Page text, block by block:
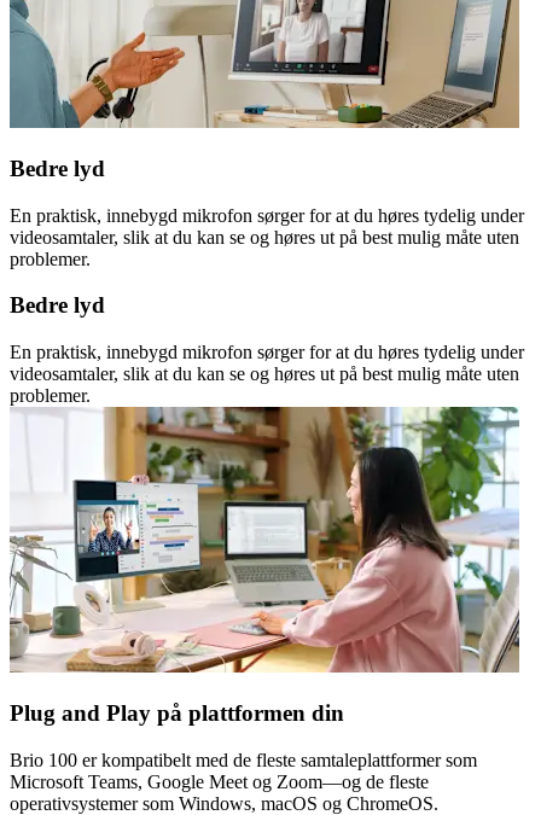
Bedre lyd
En praktisk, innebygd mikrofon sørger for at du høres tydelig under
videosamtaler, slik at du kan se og høres ut på best mulig måte uten
problemer.
Bedre lyd
En praktisk, innebygd mikrofon sørger for at du høres tydelig under
videosamtaler, slik at du kan se og høres ut på best mulig måte uten
problemer.
Plug and Play på plattformen din
Brio 100 er kompatibelt med de fleste samtaleplattformer som
Microsoft Teams, Google Meet og Zoom—og de fleste
operativsystemer som Windows, macOS og ChromeOS.